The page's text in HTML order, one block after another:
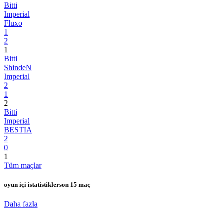
Bitti
Imperial
Fluxo
1
2
1
Bitti
ShindeN
Imperial
2
1
2
Bitti
Imperial
BESTIA
2
0
1
Tüm maçlar
oyun içi istatistiklerson 15 maç
Daha fazla